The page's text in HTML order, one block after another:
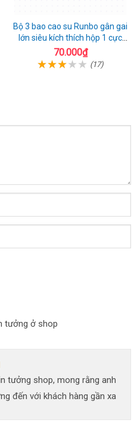
Bộ 3 bao cao su Runbo gân gai
lớn siêu kích thích hộp 1 cực
chất
70.000₫
(17)
tưởng ở shop
tưởng shop, mong rằng anh
đến với khách hàng gần xa